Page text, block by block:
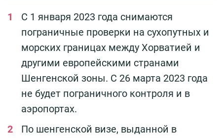
С 1 января 2023 года снимаются
пограничные проверки на сухопутных и
морских границах между Хорватией и
другими европейскими странами
Шенгенской зоны. С 26 марта 2023 года
не будет пограничного контроля и в
аэропортах.
По шенгенской визе, выданной в